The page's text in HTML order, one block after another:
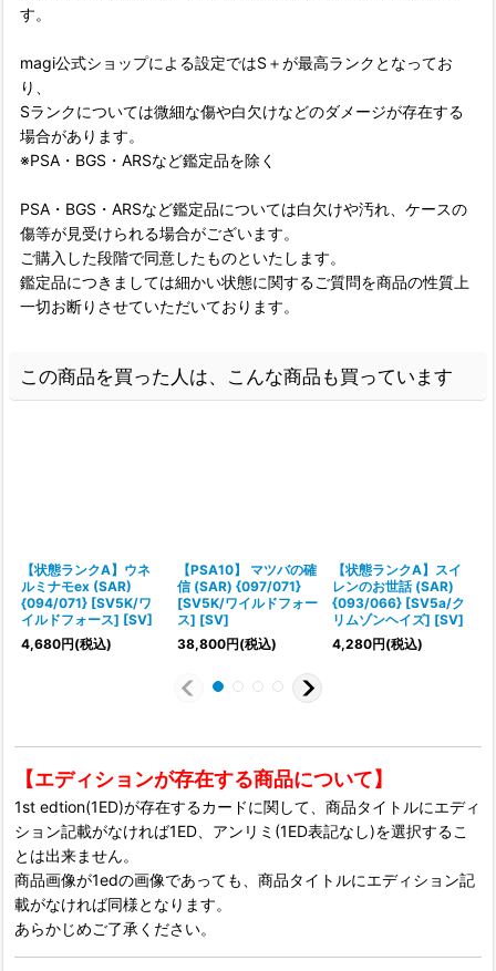
す。
magi公式ショップによる設定ではS＋が最高ランクとなってお
り、
Sランクについては微細な傷や白欠けなどのダメージが存在する
場合があります。
※PSA・BGS・ARSなど鑑定品を除く
PSA・BGS・ARSなど鑑定品については白欠けや汚れ、ケースの
傷等が見受けられる場合がございます。
ご購入した段階で同意したものといたします。
鑑定品につきましては細かい状態に関するご質問を商品の性質上
一切お断りさせていただいております。
この商品を買った人は、こんな商品も買っています
【状態ランクA】ウネ
ルミナモex (SAR)
{094/071} [SV5K/ワ
イルドフォース] [SV]
4,680円(税込)
【PSA10】 マツバの確
信 (SAR) {097/071}
[SV5K/ワイルドフォー
ス] [SV]
38,800円(税込)
【状態ランクA】スイ
レンのお世話 (SAR)
{093/066} [SV5a/ク
リムゾンヘイズ] [SV]
4,280円(税込)
【エディションが存在する商品について】
1st edtion(1ED)が存在するカードに関して、商品タイトルにエディ
ション記載がなければ1ED、アンリミ(1ED表記なし)を選択するこ
とは出来ません。
商品画像が1edの画像であっても、商品タイトルにエディション記
載がなければ同様となります。
あらかじめご了承ください。